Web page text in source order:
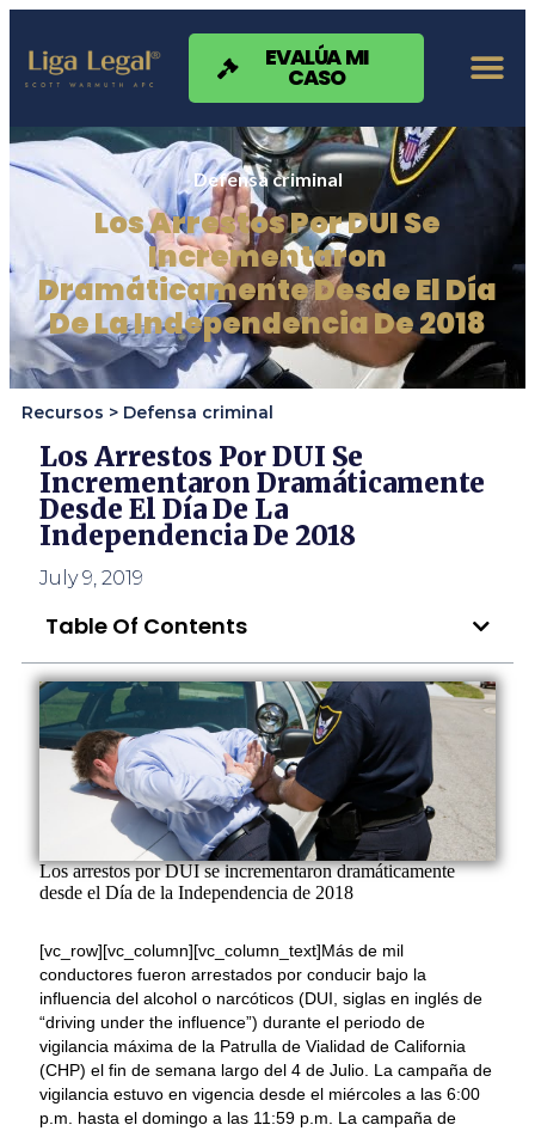
Nota:
sitio
web
sistema
de
accesibilidad.
EVALÚA MI
CASO
Defensa criminal
Los Arrestos Por DUI Se
Incrementaron
Dramáticamente Desde El Día
De La Independencia De 2018
Recursos > Defensa criminal
Los Arrestos Por DUI Se
Incrementaron Dramáticamente
Desde El Día De La
Independencia De 2018
July 9, 2019
Table Of Contents
Los arrestos por DUI se incrementaron dramáticamente
desde el Día de la Independencia de 2018
[vc_row][vc_column][vc_column_text]Más de mil
conductores fueron arrestados por conducir bajo la
influencia del alcohol o narcóticos (DUI, siglas en inglés de
“driving under the influence”) durante el periodo de
vigilancia máxima de la Patrulla de Vialidad de California
(CHP) el fin de semana largo del 4 de Julio. La campaña de
vigilancia estuvo en vigencia desde el miércoles a las 6:00
p.m. hasta el domingo a las 11:59 p.m. La campaña de